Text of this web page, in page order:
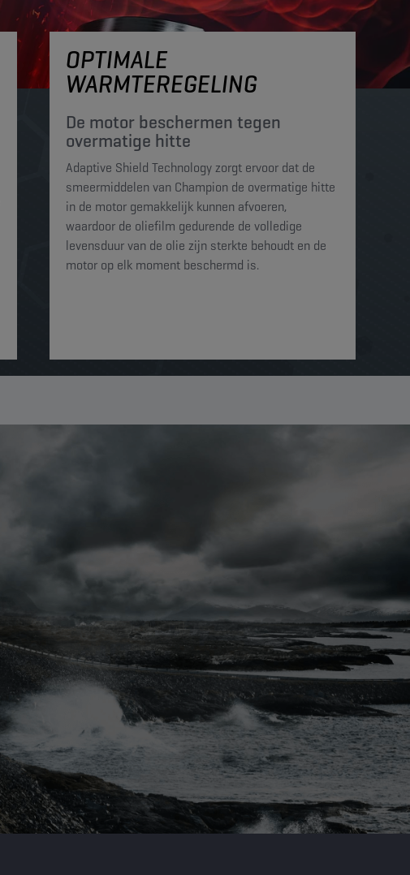
OPTIMALE
WARMTEREGELING
De motor beschermen tegen
overmatige hitte​​​
Adaptive Shield Technology zorgt ervoor dat de
smeermiddelen van Champion de overmatige hitte
in de motor gemakkelijk kunnen afvoeren,
waardoor de oliefilm gedurende de volledige
levensduur van de olie zijn sterkte behoudt en de
motor op elk moment beschermd is. ​